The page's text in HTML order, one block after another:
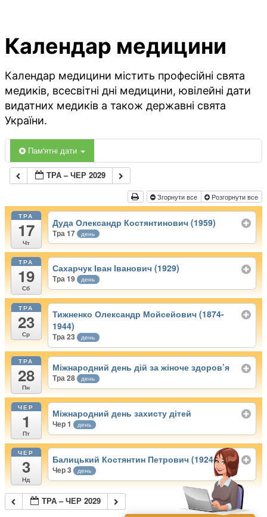
Календар медицини
Календар медицини містить професійні свята
медиків, всесвітні дні медицини, ювілейні дати
видатних медиків а також державні свята
України.
Пам'ятні дати
ТРА – ЧЕР 2029
Згорнути все Розгорнути все
ТРА
17
Чт
Дуда Олександр Костянтинович (1959)
Тра 17 день
ТРА
19
Сб
Сахарчук Іван Іванович (1929)
Тра 19 день
ТРА
23
Ср
Тижненко Олександр Мойсейович (1874-
1944)
Тра 23 день
ТРА
28
Пн
Міжнародний день дій за жіноче здоров’я
Тра 28 день
ЧЕР
1
Пт
Міжнародний день захисту дітей
Чер 1 день
ЧЕР
3
Нд
Балицький Костянтин Петрович (1924-1995)
Чер 3 день
ТРА – ЧЕР 2029